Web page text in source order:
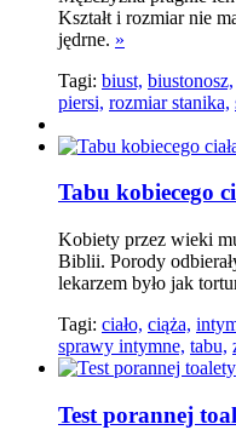
Kształt i rozmiar nie
jędrne. »
Tagi: biust, biustonosz,
piersi, rozmiar stanika,
Tabu kobiecego
Kobiety przez wieki
Biblii. Porody
lekarzem było jak
Tagi: ciało, ciąża,
sprawy intymne, tabu,
Test porannej